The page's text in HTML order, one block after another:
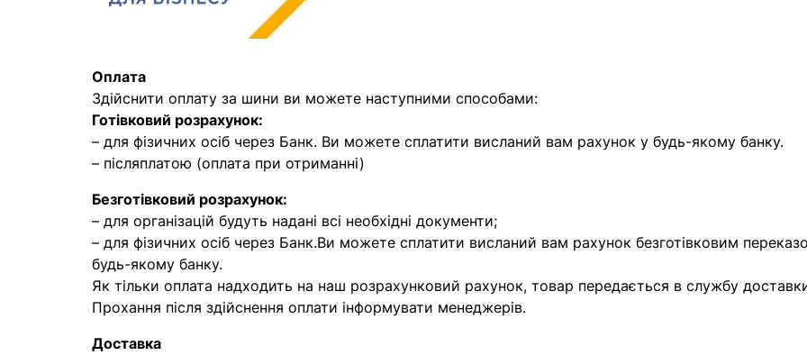
Оплата
Здійснити оплату за шини ви можете наступними способами:
Готівковий розрахунок:
– для фізичних осіб через Банк. Ви можете сплатити висланий вам рахунок у будь-якому банку.
– післяплатою (оплата при отриманні)
Безготівковий розрахунок:
– для організацій будуть надані всі необхідні документи;
– для фізичних осіб через Банк.Ви можете сплатити висланий вам рахунок безготівковим
будь-якому банку.
Як тільки оплата надходить на наш розрахунковий рахунок, товар передається в службу
Прохання після здійснення оплати інформувати менеджерів.
Доставка